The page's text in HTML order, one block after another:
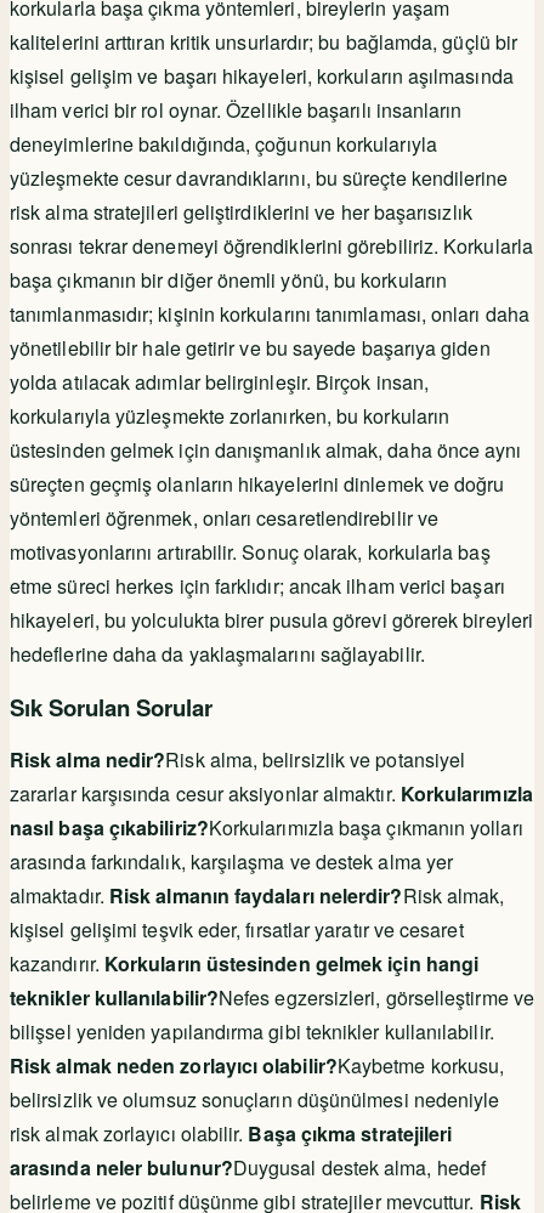
korkularla başa çıkma yöntemleri, bireylerin yaşam
kalitelerini arttıran kritik unsurlardır; bu bağlamda, güçlü bir
kişisel gelişim ve başarı hikayeleri, korkuların aşılmasında
ilham verici bir rol oynar. Özellikle başarılı insanların
deneyimlerine bakıldığında, çoğunun korkularıyla
yüzleşmekte cesur davrandıklarını, bu süreçte kendilerine
risk alma stratejileri geliştirdiklerini ve her başarısızlık
sonrası tekrar denemeyi öğrendiklerini görebiliriz. Korkularla
başa çıkmanın bir diğer önemli yönü, bu korkuların
tanımlanmasıdır; kişinin korkularını tanımlaması, onları daha
yönetilebilir bir hale getirir ve bu sayede başarıya giden
yolda atılacak adımlar belirginleşir. Birçok insan,
korkularıyla yüzleşmekte zorlanırken, bu korkuların
üstesinden gelmek için danışmanlık almak, daha önce aynı
süreçten geçmiş olanların hikayelerini dinlemek ve doğru
yöntemleri öğrenmek, onları cesaretlendirebilir ve
motivasyonlarını artırabilir. Sonuç olarak, korkularla baş
etme süreci herkes için farklıdır; ancak ilham verici başarı
hikayeleri, bu yolculukta birer pusula görevi görerek bireyleri
hedeflerine daha da yaklaşmalarını sağlayabilir.
Sık Sorulan Sorular
Risk alma nedir?Risk alma, belirsizlik ve potansiyel
zararlar karşısında cesur aksiyonlar almaktır. Korkularımızla
nasıl başa çıkabiliriz?Korkularımızla başa çıkmanın yolları
arasında farkındalık, karşılaşma ve destek alma yer
almaktadır. Risk almanın faydaları nelerdir?Risk almak,
kişisel gelişimi teşvik eder, fırsatlar yaratır ve cesaret
kazandırır. Korkuların üstesinden gelmek için hangi
teknikler kullanılabilir?Nefes egzersizleri, görselleştirme ve
bilişsel yeniden yapılandırma gibi teknikler kullanılabilir.
Risk almak neden zorlayıcı olabilir?Kaybetme korkusu,
belirsizlik ve olumsuz sonuçların düşünülmesi nedeniyle
risk almak zorlayıcı olabilir. Başa çıkma stratejileri
arasında neler bulunur?Duygusal destek alma, hedef
belirleme ve pozitif düşünme gibi stratejiler mevcuttur. Risk